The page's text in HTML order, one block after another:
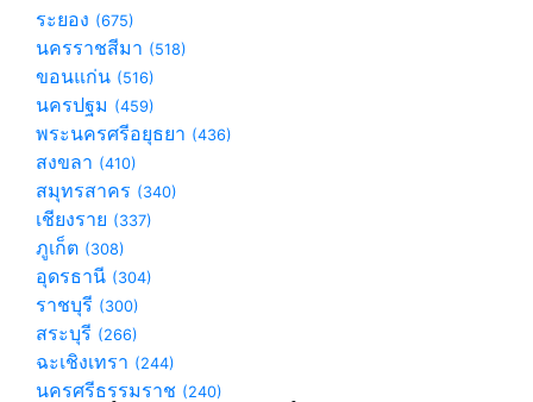
ระยอง (675)
นครราชสีมา (518)
ขอนแก่น (516)
นครปฐม (459)
พระนครศรีอยุธยา (436)
สงขลา (410)
สมุทรสาคร (340)
เชียงราย (337)
ภูเก็ต (308)
อุดรธานี (304)
ราชบุรี (300)
สระบุรี (266)
ฉะเชิงเทรา (244)
นครศรีธรรมราช (240)